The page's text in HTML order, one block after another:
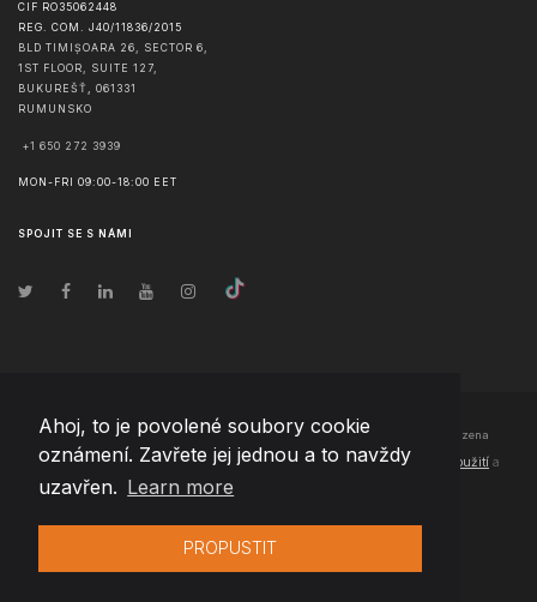
Ahoj, to je povolené soubory cookie
oznámení. Zavřete jej jednou a to navždy
uzavřen. Learn more
PROPUSTIT
CIF RO35062448
REG. COM. J40/11836/2015
BLD TIMIȘOARA 26, SECTOR 6,
1ST FLOOR, SUITE 127,
BUKUREŠŤ , 061331
RUMUNSKO
+1 650 272 3939
MON-FRI 09:00-18:00 EET
SPOJIT SE S NÁMI
© Copyright2026 Team Extension Czech Republic- Všechna práva vyhrazena
Changelog● Používáním těchto stránek souhlasíte s našimiPodmínky použití a
Politika soukromí